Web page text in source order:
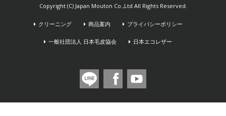
Copyright (C) Japan Mouton Co.,Ltd All Rights Reserved.
クリーニング 商品案内 プライバシーポリシー
一般社団法人 日本毛皮協会 日本エコレザー